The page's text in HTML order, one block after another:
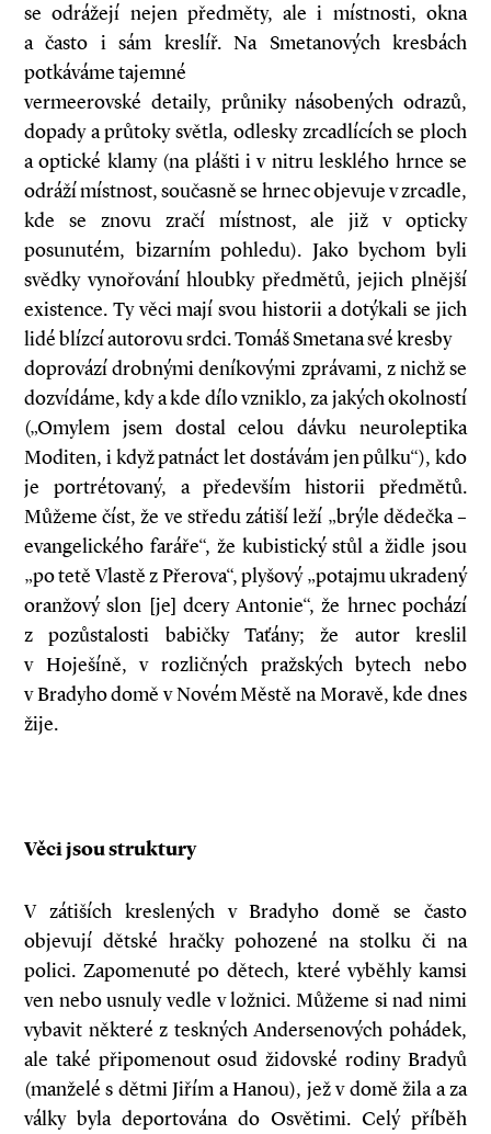
se odrážejí nejen předměty, ale i místnosti, okna
a často i sám kreslíř. Na Smetanových kresbách
potkáváme tajemné
vermeerovské detaily, průniky násobených odrazů,
dopady a průtoky světla, odlesky zrcadlících se ploch
a optické klamy (na plášti i v nitru lesklého hrnce se
odráží místnost, současně se hrnec objevuje v zrcadle,
kde se znovu zračí místnost, ale již v opticky
posunutém, bizarním pohledu). Jako bychom byli
svědky vynořování hloubky předmětů, jejich plnější
existence. Ty věci mají svou historii a dotýkali se jich
lidé blízcí autorovu srdci. Tomáš Smetana své kresby
doprovází drobnými deníkovými zprávami, z nichž se
dozvídáme, kdy a kde dílo vzniklo, za jakých okolností
(„Omylem jsem dostal celou dávku neuroleptika
Moditen, i když patnáct let dostávám jen půlku“), kdo
je portrétovaný, a především historii předmětů.
Můžeme číst, že ve středu zátiší leží „brýle dědečka –
evangelického faráře“, že kubistický stůl a židle jsou
„po tetě Vlastě z Přerova“, plyšový „potajmu ukradený
oranžový slon [je] dcery Antonie“, že hrnec pochází
z pozůstalosti babičky Taťány; že autor kreslil
v Hoješíně, v rozličných pražských bytech nebo
v Bradyho domě v Novém Městě na Moravě, kde dnes
žije.
Věci jsou struktury
V zátiších kreslených v Bradyho domě se často
objevují dětské hračky pohozené na stolku či na
polici. Zapomenuté po dětech, které vyběhly kamsi
ven nebo usnuly vedle v ložnici. Můžeme si nad nimi
vybavit některé z teskných Andersenových pohádek,
ale také připomenout osud židovské rodiny Bradyů
(manželé s dětmi Jiřím a Hanou), jež v domě žila a za
války byla deportována do Osvětimi. Celý příběh